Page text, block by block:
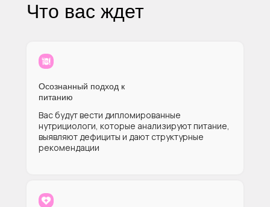
Что вас ждет
Осознанный подход к
питанию
Вас будут вести дипломированные
нутрициологи, которые анализируют питание,
выявляют дефициты и дают структурные
рекомендации